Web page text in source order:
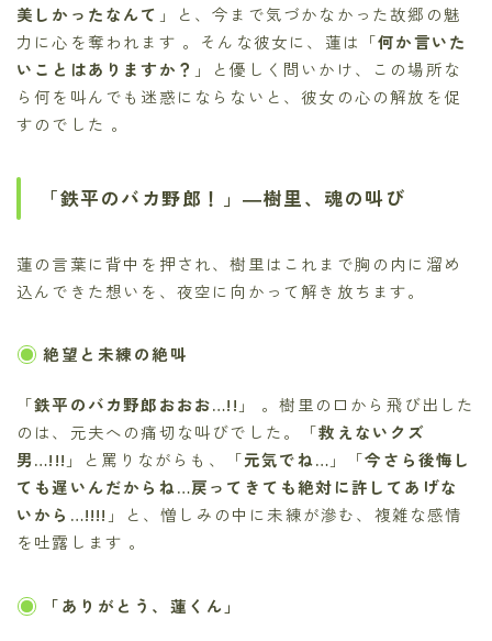
美しかったなんて 」と、今まで気づかなかった故郷の魅
力に心を奪われます 。そんな彼女に、蓮は「何か言いた
いことはありますか？ 」と優しく問いかけ、この場所な
ら何を叫んでも迷惑にならないと、彼女の心の解放を促
すのでした 。
「鉄平のバカ野郎！」―樹里、魂の叫び
蓮の言葉に背中を押され、樹里はこれまで胸の内に溜め
込んできた想いを、夜空に向かって解き放ちます。
絶望と未練の絶叫
「鉄平のバカ野郎おおお…!! 」 。樹里の口から飛び出した
のは、元夫への痛切な叫びでした。「救えないクズ
男…!!! 」と罵りながらも、「元気でね… 」「今さら後悔し
ても遅いんだからね…戻ってきても絶対に許してあげな
いから…!!!! 」と、憎しみの中に未練が滲む、複雑な感情
を吐露します 。
「ありがとう、蓮くん」